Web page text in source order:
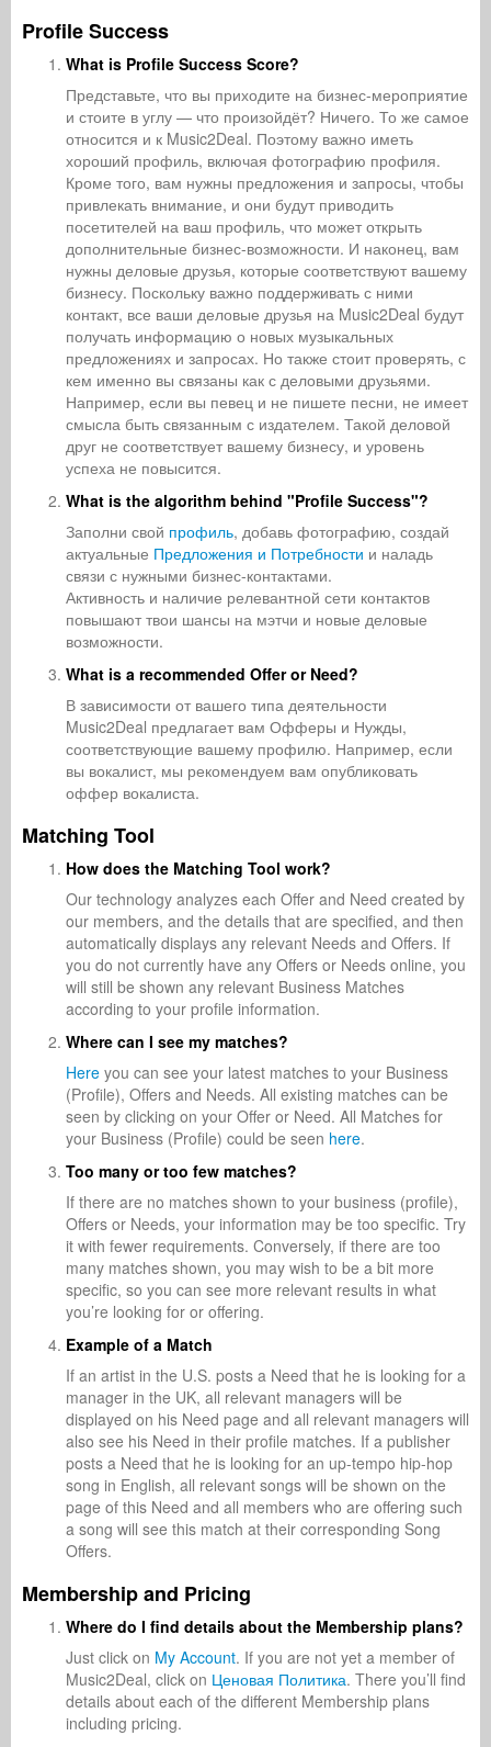
Profile Success
What is Profile Success Score?
Представьте, что вы приходите на бизнес-мероприятие
и стоите в углу — что произойдёт? Ничего. То же самое
относится и к Music2Deal. Поэтому важно иметь
хороший профиль, включая фотографию профиля.
Кроме того, вам нужны предложения и запросы, чтобы
привлекать внимание, и они будут приводить
посетителей на ваш профиль, что может открыть
дополнительные бизнес-возможности. И наконец, вам
нужны деловые друзья, которые соответствуют вашему
бизнесу. Поскольку важно поддерживать с ними
контакт, все ваши деловые друзья на Music2Deal будут
получать информацию о новых музыкальных
предложениях и запросах. Но также стоит проверять, с
кем именно вы связаны как с деловыми друзьями.
Например, если вы певец и не пишете песни, не имеет
смысла быть связанным с издателем. Такой деловой
друг не соответствует вашему бизнесу, и уровень
успеха не повысится.
What is the algorithm behind "Profile Success"?
Заполни свой профиль, добавь фотографию, создай
актуальные Предложения и Потребности и наладь
связи с нужными бизнес-контактами.
Активность и наличие релевантной сети контактов
повышают твои шансы на мэтчи и новые деловые
возможности.
What is a recommended Offer or Need?
В зависимости от вашего типа деятельности
Music2Deal предлагает вам Офферы и Нужды,
соответствующие вашему профилю. Например, если
вы вокалист, мы рекомендуем вам опубликовать
оффер вокалиста.
Matching Tool
How does the Matching Tool work?
Our technology analyzes each Offer and Need created by
our members, and the details that are specified, and then
automatically displays any relevant Needs and Offers. If
you do not currently have any Offers or Needs online, you
will still be shown any relevant Business Matches
according to your profile information.
Where can I see my matches?
Here you can see your latest matches to your Business
(Profile), Offers and Needs. All existing matches can be
seen by clicking on your Offer or Need. All Matches for
your Business (Profile) could be seen here.
Too many or too few matches?
If there are no matches shown to your business (profile),
Offers or Needs, your information may be too specific. Try
it with fewer requirements. Conversely, if there are too
many matches shown, you may wish to be a bit more
specific, so you can see more relevant results in what
you’re looking for or offering.
Example of a Match
If an artist in the U.S. posts a Need that he is looking for a
manager in the UK, all relevant managers will be
displayed on his Need page and all relevant managers will
also see his Need in their profile matches. If a publisher
posts a Need that he is looking for an up-tempo hip-hop
song in English, all relevant songs will be shown on the
page of this Need and all members who are offering such
a song will see this match at their corresponding Song
Offers.
Membership and Pricing
Where do I find details about the Membership plans?
Just click on My Account. If you are not yet a member of
Music2Deal, click on Ценовая Политика. There you’ll find
details about each of the different Membership plans
including pricing.